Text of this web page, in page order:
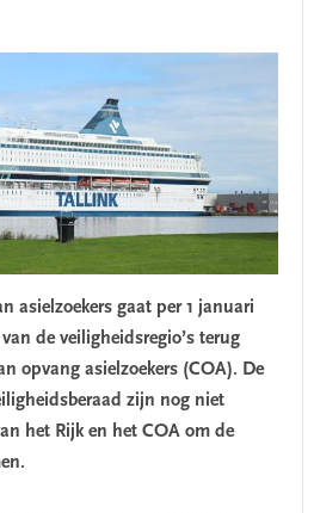
asielzoekers gaat per 1 januari
de veiligheidsregio’s terug
opvang asielzoekers (COA). De
zijn nog niet
het Rijk en het COA om de